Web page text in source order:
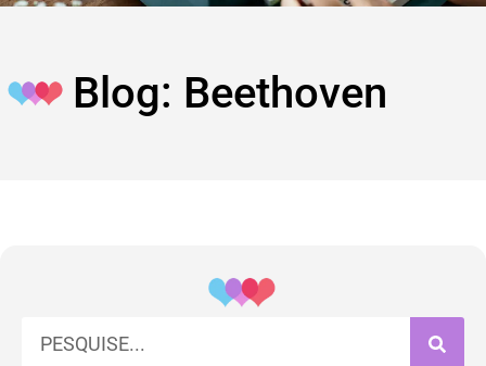
Blog: Beethoven